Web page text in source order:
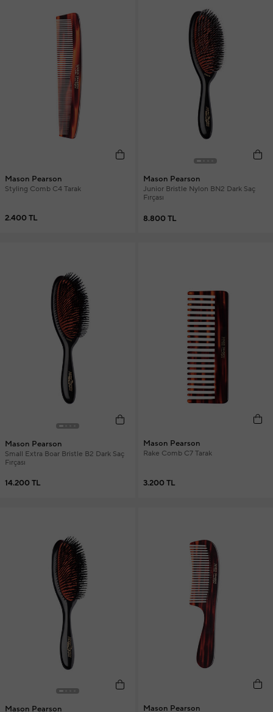
Mason Pearson
Styling Comb C4 Tarak
2.400 TL
Mason Pearson
Junior Bristle Nylon BN2 Dark Saç
Fırçası
8.800 TL
Mason Pearson
Small Extra Boar Bristle B2 Dark Saç
Fırçası
14.200 TL
Mason Pearson
Rake Comb C7 Tarak
3.200 TL
Mason Pearson Mason Pearson